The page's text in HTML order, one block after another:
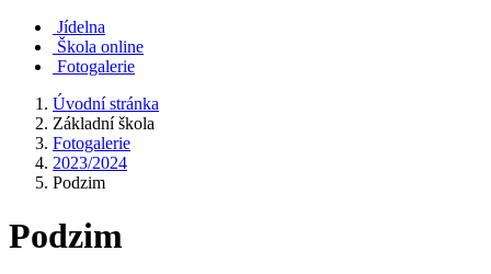
Jídelna
Škola online
Fotogalerie
Úvodní stránka
Základní škola
Fotogalerie
2023/2024
Podzim
Podzim